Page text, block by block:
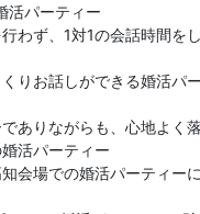
活パーティー
わず、1対1の会話時間を
りお話しができる婚活パ
ありながらも、心地よく
活パーティー
会場での婚活パーティー